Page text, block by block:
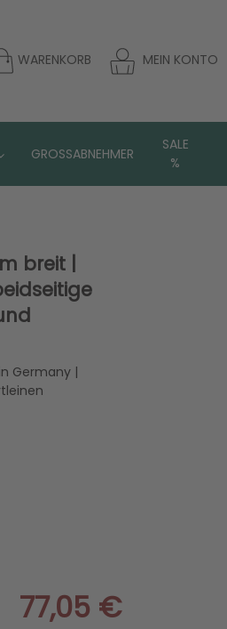
MEIN KONTO
WARENKORB
GROSSABNEHMER
SALE
%
breit |
Germany |
77,05 €